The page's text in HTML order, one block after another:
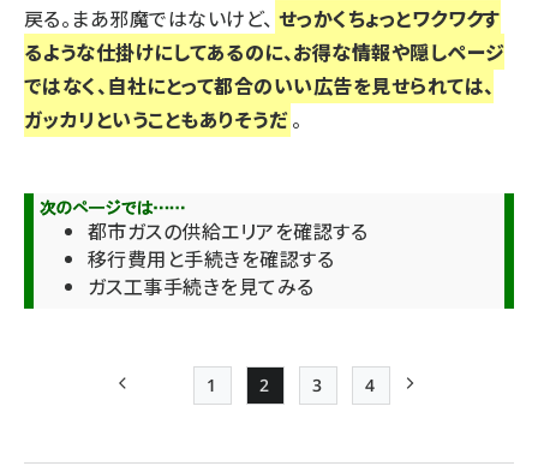
戻る。まあ邪魔ではないけど、 せっかくちょっとワクワクす
るような仕掛けにしてあるのに、お得な情報や隠しページ
ではなく、自社にとって都合のいい広告を見せられては、
ガッカリということもありそうだ。
都市ガスの供給エリアを確認する
移行費用と手続きを確認する
ガス工事手続きを見てみる
前ページ Page
1
Page
2
Page
3
Page
4